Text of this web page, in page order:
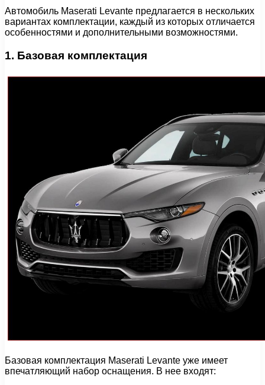
Автомобиль Maserati Levante предлагается в нескольких
вариантах комплектации, каждый из которых отличается
особенностями и дополнительными возможностями.
1. Базовая комплектация
Базовая комплектация Maserati Levante уже имеет
впечатляющий набор оснащения. В нее входят: